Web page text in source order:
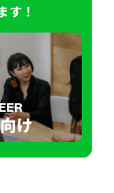
す！
け